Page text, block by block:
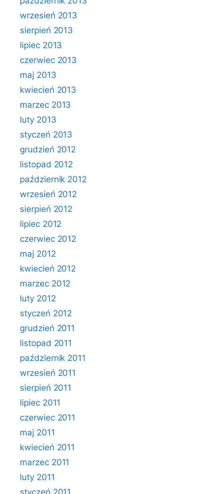
wrzesień 2013
sierpień 2013
lipiec 2013
czerwiec 2013
maj 2013
kwiecień 2013
marzec 2013
luty 2013
styczeń 2013
grudzień 2012
listopad 2012
październik 2012
wrzesień 2012
sierpień 2012
lipiec 2012
czerwiec 2012
maj 2012
kwiecień 2012
marzec 2012
luty 2012
styczeń 2012
grudzień 2011
listopad 2011
październik 2011
wrzesień 2011
sierpień 2011
lipiec 2011
czerwiec 2011
maj 2011
kwiecień 2011
marzec 2011
luty 2011
styczeń 2011